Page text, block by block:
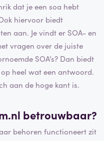
dat je een soa hebt
hiervoor biedt
aan. Je vindt er SOA- en
vragen over de juiste
SOA’s? Dan biedt
heel wat een antwoord.
aan de hoge kant is.
betrouwbaar?
behoren functioneert zit